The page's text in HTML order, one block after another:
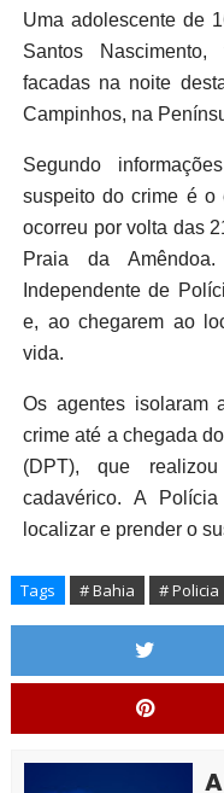
Uma adolescente de
Santos
facadas na noite
Campinhos, na
Segundo
suspeito do crime é o
ocorreu por volta das
Praia da
Independente de
e, ao chegarem ao
vida.
Os agentes isolaram
crime até a chegada
(DPT), que
cadavérico. A
localizar e prender o
Tags # Bahia # Policia